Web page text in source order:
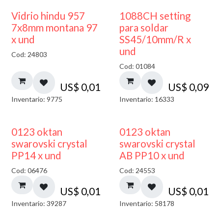
40% DESCUENTO
Vidrio hindu 957
7x8mm montana 97
x und
Cod: 24803
US$ 0,01
Inventario: 9775
1088CH setting
para soldar
SS45/10mm/R x
und
Cod: 01084
US$ 0,09
Inventario: 16333
0123 oktan
swarovski crystal
PP14 x und
Cod: 06476
US$ 0,01
Inventario: 39287
0123 oktan
swarovski crystal
AB PP10 x und
Cod: 24553
US$ 0,01
Inventario: 58178